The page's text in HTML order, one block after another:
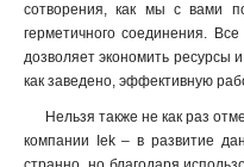
сотворения, как мы с вами
герметичного соединения.
дозволяет экономить ресурсы
как заведено, эффективную
Нельзя также не как раз
компании Iek – в развитие